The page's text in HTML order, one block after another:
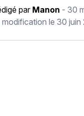
parManon - 30
modification le 30 juin
Avec Assur O’Poil,